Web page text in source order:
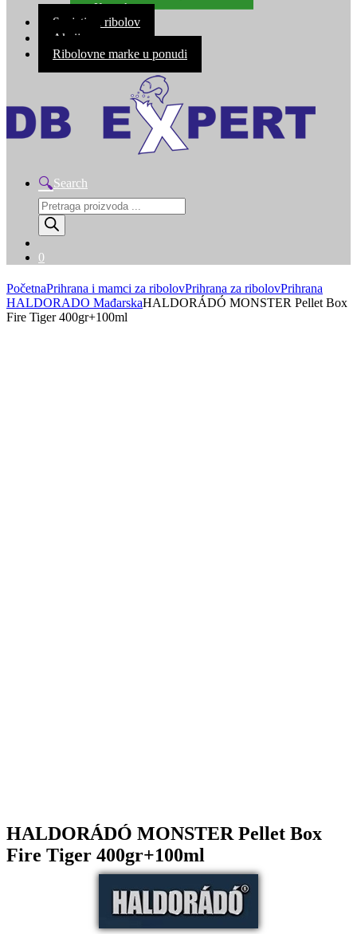
Kontakt
Savjeti za ribolov
Akcija
Ribolovne marke u ponudi
Search
Products
search
0
PočetnaPrihrana i mamci za ribolovPrihrana za ribolovPrihrana
HALDORADO MađarskaHALDORÁDÓ MONSTER Pellet Box
Fire Tiger 400gr+100ml
HALDORÁDÓ MONSTER Pellet Box
Fire Tiger 400gr+100ml